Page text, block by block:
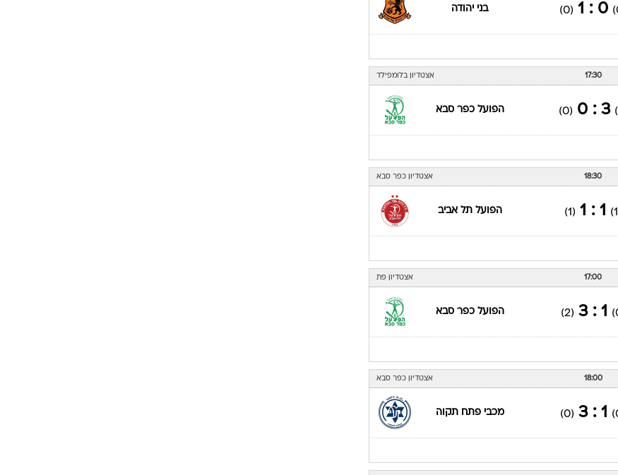
0 : 1
(0) בני יהודה
17:30 אצטדיון בלומפילד
3 : 0
(0) הפועל כפר סבא
18:30 אצטדיון כפר סבא
1 : 1
(1) הפועל תל אביב
17:00 אצטדיון פת
1 : 3
(2) הפועל כפר סבא
18:00 אצטדיון כפר סבא
1 : 3
(0) מכבי פתח תקוה